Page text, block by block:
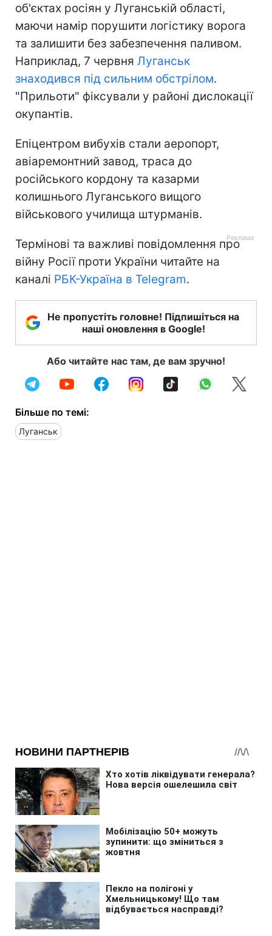
об'єктах росіян у Луганській області,
маючи намір порушити логістику ворога
та залишити без забезпечення паливом.
Наприклад, 7 червня Луганськ
знаходився під сильним обстрілом.
"Прильоти" фіксували у районі дислокації
окупантів.
Епіцентром вибухів стали аеропорт,
авіаремонтний завод, траса до
російського кордону та казарми
колишнього Луганського вищого
військового училища штурманів.
Термінові та важливі повідомлення про
війну Росії проти України читайте на
каналі РБК-Україна в Telegram.
Не пропустіть головне! Підпишіться на
наші оновлення в Google!
Або читайте нас там, де вам зручно!
Більше по темі:
Луганськ